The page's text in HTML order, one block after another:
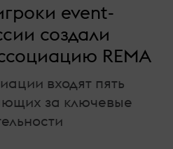
event-
создали
REMA
входят пять
за ключевые